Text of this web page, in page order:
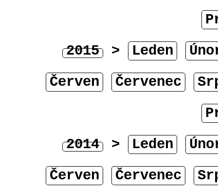
2015 > Leden
Červen
Červenec
2014 > Leden
Červen
Červenec